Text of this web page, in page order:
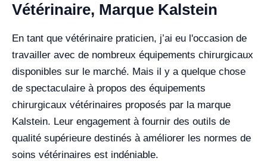
Vétérinaire, Marque Kalstein
En tant que vétérinaire praticien, j’ai eu l'occasion de
travailler avec de nombreux équipements chirurgicaux
disponibles sur le marché. Mais il y a quelque chose
de spectaculaire à propos des équipements
chirurgicaux vétérinaires proposés par la marque
Kalstein. Leur engagement à fournir des outils de
qualité supérieure destinés à améliorer les normes de
soins vétérinaires est indéniable.